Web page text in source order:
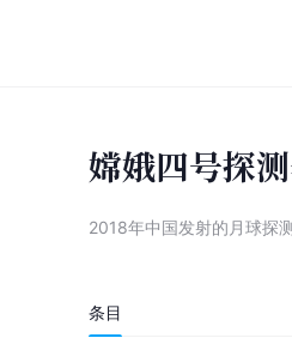
嫦娥四号探
2018年中国发射的月球探
条目